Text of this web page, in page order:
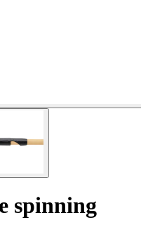
spinning